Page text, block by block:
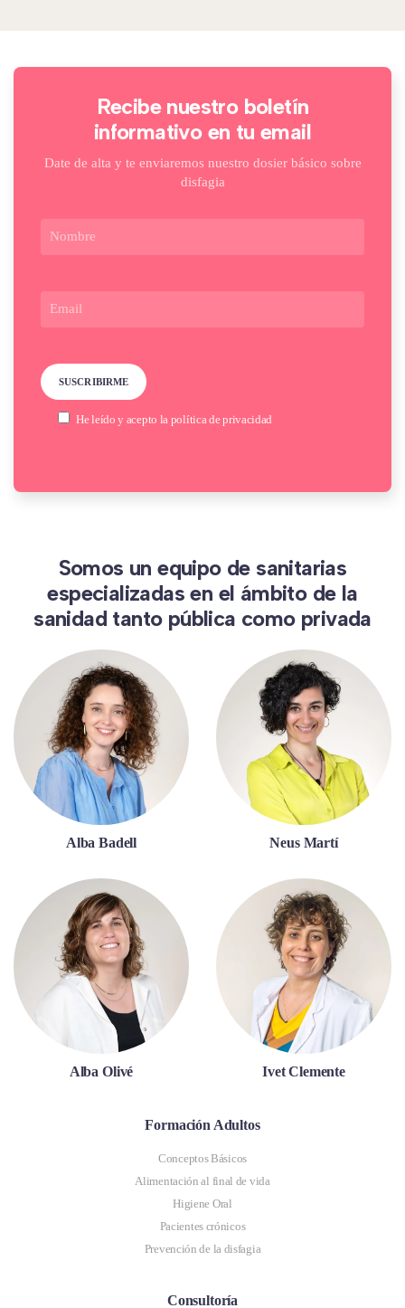
Recibe nuestro boletín
informativo en tu email
Date de alta y te enviaremos nuestro dosier básico sobre
disfagia
He leído y acepto la política de privacidad
Somos un equipo de sanitarias
especializadas en el ámbito de la
sanidad tanto pública como privada
Alba Badell Neus Martí
Alba Olivé Ivet Clemente
Formación Adultos
Conceptos Básicos
Alimentación al final de vida
Higiene Oral
Pacientes crónicos
Prevención de la disfagia
Consultoría